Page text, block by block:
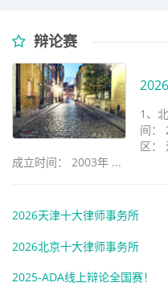
辩论赛
1、
间：
区：
成立时间： 2003年 ...
2026天津十大律师事务所
2026北京十大律师事务所
2025-ADA线上辩论全国赛！